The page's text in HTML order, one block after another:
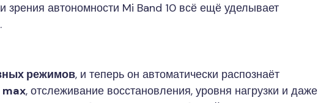
зрения автономности Mi Band 10 всё ещё уделывает
режимов, и теперь он автоматически распознаёт
max, отслеживание восстановления, уровня нагрузки и даже